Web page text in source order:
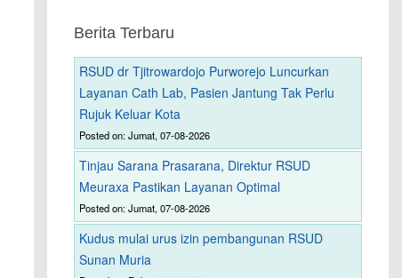
Berita Terbaru
RSUD dr Tjitrowardojo Purworejo Luncurkan
Layanan Cath Lab, Pasien Jantung Tak Perlu
Rujuk Keluar Kota
Posted on: Jumat, 07-08-2026
Tinjau Sarana Prasarana, Direktur RSUD
Meuraxa Pastikan Layanan Optimal
Posted on: Jumat, 07-08-2026
Kudus mulai urus izin pembangunan RSUD
Sunan Muria